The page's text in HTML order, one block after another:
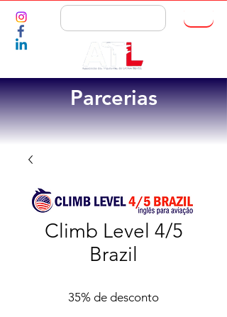
Parcerias
Climb Level 4/5
Brazil
35% de desconto